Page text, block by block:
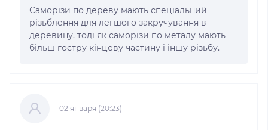
Саморізи по дереву мають спеціальний
різьблення для легшого закручування в
деревину, тоді як саморізи по металу мають
більш гостру кінцеву частину і іншу різьбу.
02 января (20:23)